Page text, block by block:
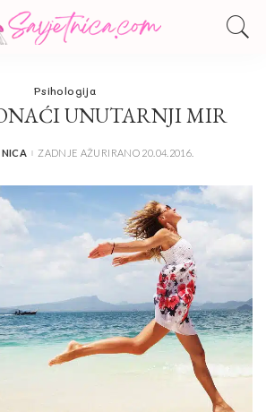
Psihologija
UNUTARNJI MIR
ZADNJE AŽURIRANO 20.04.2016.